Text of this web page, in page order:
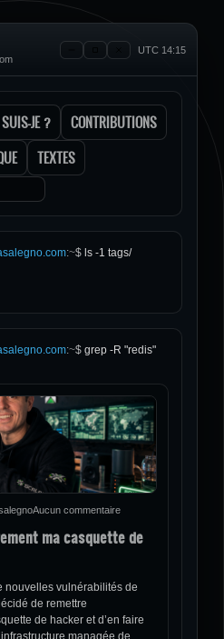
UTC 14:15
JE ?
CONTRIBUTIONS
TEXTES
:~$ ls -1 tags/
:~$ grep -R "redis"
Aucun commentaire
ma casquette de
nouvelles vulnérabilités de
de remettre
de hacker et d’en faire